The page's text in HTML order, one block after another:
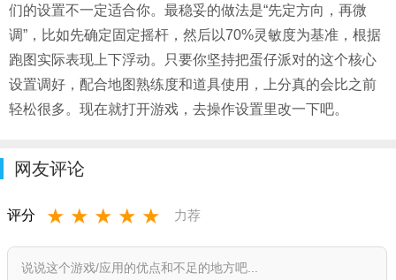
们的设置不一定适合你。最稳妥的做法是“先定方向，再微
调”，比如先确定固定摇杆，然后以70%灵敏度为基准，根据
跑图实际表现上下浮动。只要你坚持把蛋仔派对的这个核心
设置调好，配合地图熟练度和道具使用，上分真的会比之前
轻松很多。现在就打开游戏，去操作设置里改一下吧。
网友评论
评分 ★ ★ ★ ★ ★ 力荐